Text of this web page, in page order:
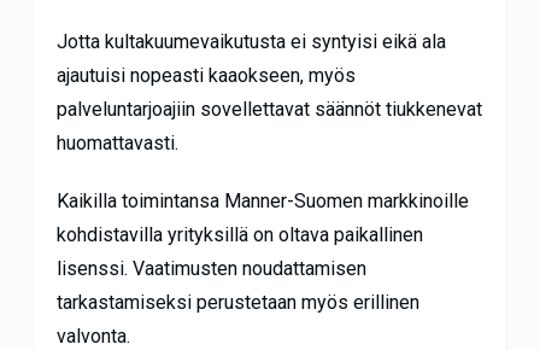
Jotta kultakuumevaikutusta ei syntyisi eikä ala
ajautuisi nopeasti kaaokseen, myös
palveluntarjoajiin sovellettavat säännöt tiukkenevat
huomattavasti.
Kaikilla toimintansa Manner-Suomen markkinoille
kohdistavilla yrityksillä on oltava paikallinen
lisenssi. Vaatimusten noudattamisen
tarkastamiseksi perustetaan myös erillinen
valvonta.